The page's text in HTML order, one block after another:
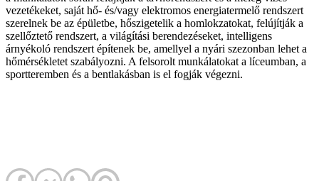
vezetékeket, saját hő- és/vagy elektromos energiatermelő rendszert
szerelnek be az épületbe, hőszigetelik a homlokzatokat, felújítják a
szellőztető rendszert, a világítási berendezéseket, intelligens
árnyékoló rendszert építenek be, amellyel a nyári szezonban lehet a
hőmérsékletet szabályozni. A felsorolt munkálatokat a líceumban, a
sportteremben és a bentlakásban is el fogják végezni.